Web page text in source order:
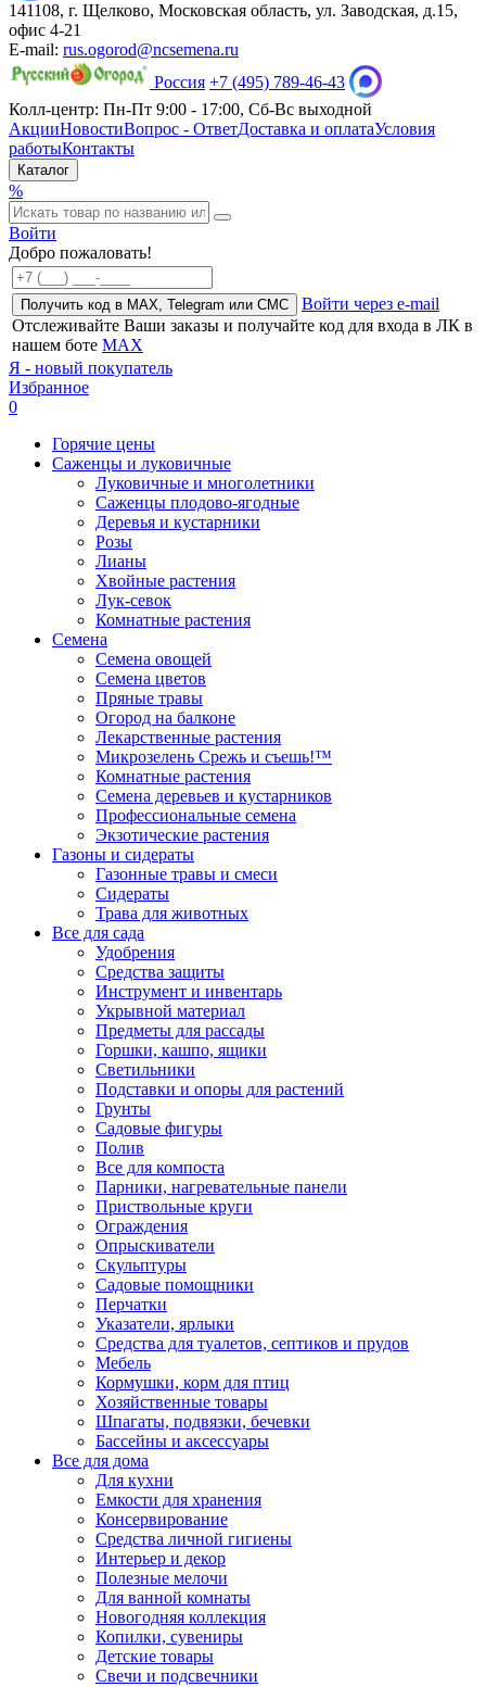
141108, г. Щелково, Московская область, ул. Заводская, д.15,
офис 4-21
E-mail: rus.ogorod@ncsemena.ru
Россия +7 (495) 789-46-43
Колл-центр: Пн-Пт 9:00 - 17:00, Сб-Вс выходной
АкцииНовостиВопрос - ОтветДоставка и оплатаУсловия
работыКонтакты
Каталог
%
Войти
Добро пожаловать!
Получить код в MAX, Telegram или СМС
Войти через e-mail
Отслеживайте Ваши заказы и получайте код для входа в ЛК в
нашем боте MAX
Я - новый покупатель
Избранное
0
Горячие цены
Саженцы и луковичные
Луковичные и многолетники
Саженцы плодово-ягодные
Деревья и кустарники
Розы
Лианы
Хвойные растения
Лук-севок
Комнатные растения
Семена
Семена овощей
Семена цветов
Пряные травы
Огород на балконе
Лекарственные растения
Микрозелень Срежь и съешь!™
Комнатные растения
Семена деревьев и кустарников
Профессиональные семена
Экзотические растения
Газоны и сидераты
Газонные травы и смеси
Сидераты
Трава для животных
Все для сада
Удобрения
Средства защиты
Инструмент и инвентарь
Укрывной материал
Предметы для рассады
Горшки, кашпо, ящики
Светильники
Подставки и опоры для растений
Грунты
Садовые фигуры
Полив
Все для компоста
Парники, нагревательные панели
Приствольные круги
Ограждения
Опрыскиватели
Скульптуры
Садовые помощники
Перчатки
Указатели, ярлыки
Средства для туалетов, септиков и прудов
Мебель
Кормушки, корм для птиц
Хозяйственные товары
Шпагаты, подвязки, бечевки
Бассейны и аксессуары
Все для дома
Для кухни
Емкости для хранения
Консервирование
Средства личной гигиены
Интерьер и декор
Полезные мелочи
Для ванной комнаты
Новогодняя коллекция
Копилки, сувениры
Детские товары
Свечи и подсвечники